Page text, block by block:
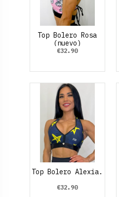
Top Bolero Rosa
(nuevo)
€32.90
Top Bolero Alexia.
€32.90